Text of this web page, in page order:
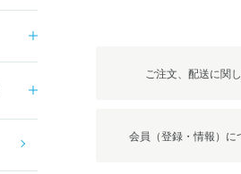
ご注文、配送に関
会員（登録・情報）に